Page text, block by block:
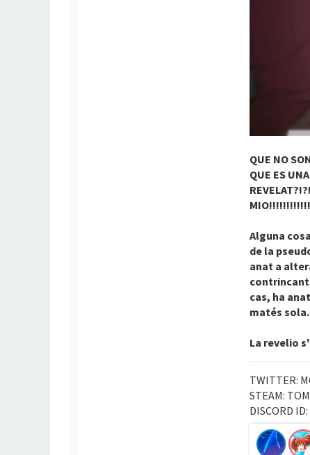
QUE NO
QUE ES
Alguna
de la
anat a
cas, ha
matés
La revelio
TWITTER:
STEAM:
DISCORD